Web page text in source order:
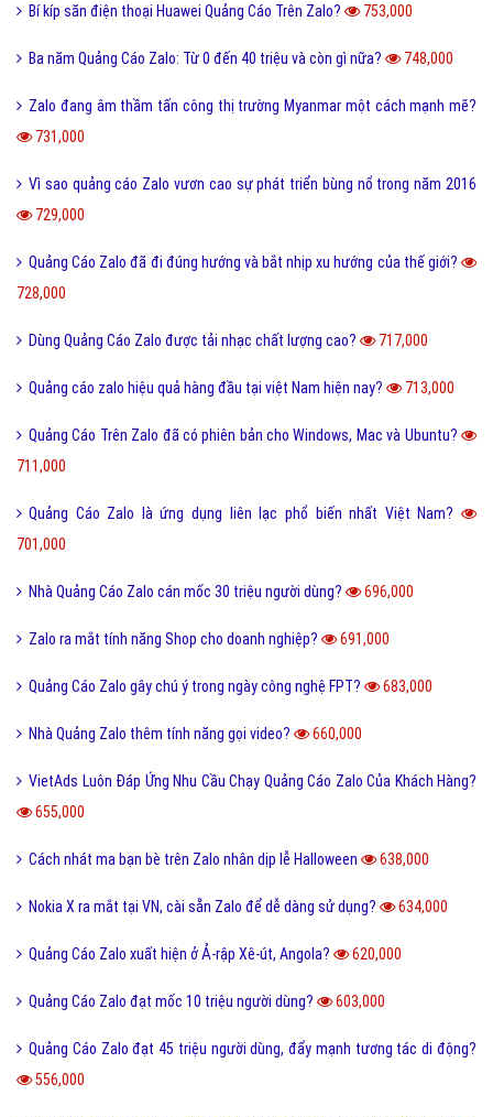
Bí kíp săn điện thoại Huawei Quảng Cáo Trên Zalo? 753,000
Ba năm Quảng Cáo Zalo: Từ 0 đến 40 triệu và còn gì nữa? 748,000
Zalo đang âm thầm tấn công thị trường Myanmar một cách mạnh mẽ?
731,000
Vì sao quảng cáo Zalo vươn cao sự phát triển bùng nổ trong năm 2016
729,000
Quảng Cáo Zalo đã đi đúng hướng và bắt nhịp xu hướng của thế giới?
728,000
Dùng Quảng Cáo Zalo được tải nhạc chất lượng cao? 717,000
Quảng cáo zalo hiệu quả hàng đầu tại việt Nam hiện nay? 713,000
Quảng Cáo Trên Zalo đã có phiên bản cho Windows, Mac và Ubuntu?
711,000
Quảng Cáo Zalo là ứng dụng liên lạc phổ biến nhất Việt Nam?
701,000
Nhà Quảng Cáo Zalo cán mốc 30 triệu người dùng? 696,000
Zalo ra mắt tính năng Shop cho doanh nghiệp? 691,000
Quảng Cáo Zalo gây chú ý trong ngày công nghệ FPT? 683,000
Nhà Quảng Zalo thêm tính năng gọi video? 660,000
VietAds Luôn Đáp Ứng Nhu Cầu Chạy Quảng Cáo Zalo Của Khách Hàng?
655,000
Cách nhát ma bạn bè trên Zalo nhân dịp lễ Halloween 638,000
Nokia X ra mắt tại VN, cài sẵn Zalo để dễ dàng sử dụng? 634,000
Quảng Cáo Zalo xuất hiện ở Ả-rập Xê-út, Angola? 620,000
Quảng Cáo Zalo đạt mốc 10 triệu người dùng? 603,000
Quảng Cáo Zalo đạt 45 triệu người dùng, đẩy mạnh tương tác di động?
556,000